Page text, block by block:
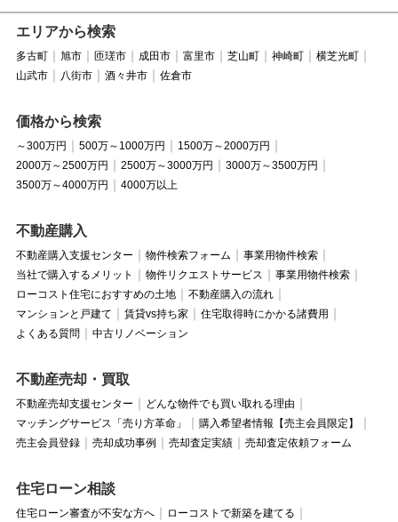
エリアから検索
多古町 旭市 匝瑳市 成田市 富里市 芝山町 神崎町
横芝光町
山武市
八街市 酒々井市 佐倉市
価格から検索
～300万円 500万～1000万円
1500万～2000万円
2000万～2500万円
2500万～3000万円
3000万～3500万円
3500万～4000万円
4000万以上
不動産購入
不動産購入支援センター 物件検索フォーム
事業用物件検索
当社で購入するメリット
物件リクエストサービス
事業用物件検索
ローコスト住宅におすすめの土地
不動産購入の流れ
マンションと戸建て
賃貸vs持ち家
住宅取得時にかかる諸費用
よくある質問
中古リノベーション
不動産売却・買取
不動産売却支援センター
どんな物件でも買い取れる理由
マッチングサービス「売り方革命」
購入希望者情報【売主会員限定】
売主会員登録
売却成功事例 売却査定実績 売却査定依頼フォーム
住宅ローン相談
住宅ローン審査が不安な方へ
ローコストで新築を建てる